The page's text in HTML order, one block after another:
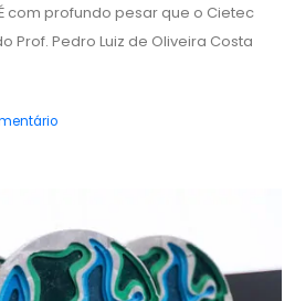
com profundo pesar que o Cietec
Prof. Pedro Luiz de Oliveira Costa